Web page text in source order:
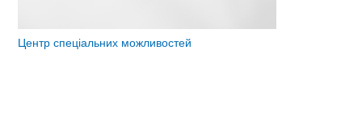
Центр спеціальних можливостей